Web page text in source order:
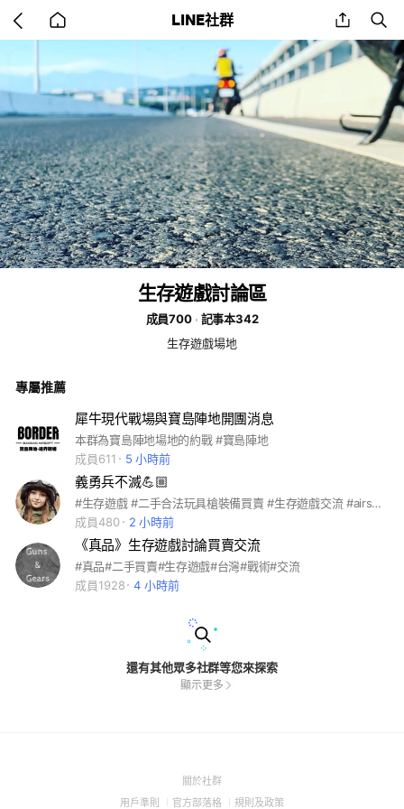
back
to
LINE社群 share
生存遊戲討論區
成員700
記事本342
生存遊戲場地
專屬推薦
犀牛現代戰場與寶島陣地開團消息
本群為寶島陣地場地的約戰 #寶島陣地
成員611
5 小時前
義勇兵不滅💪🏼
#生存遊戲 #二手合法玩具槍裝備買賣 #生存遊戲交流 #airsoft #生存 #bb槍
成員480
2 小時前
《真品》生存遊戲討論買賣交流
#真品#二手買賣#生存遊戲#台灣#戰術#交流
成員1928
4 小時前
還有其他眾多社群等您來探索
顯示更多
關於社群(Open
用戶準則 (Open
官方部落格 (Open
規則及政策(Open